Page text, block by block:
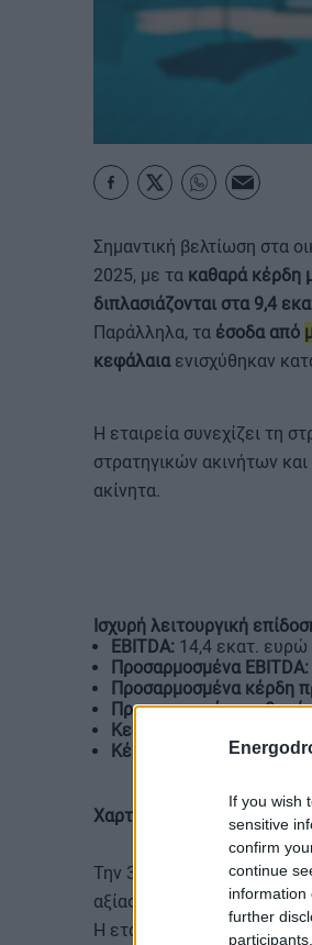
If you wish
sensitive
confirm
continue
information
further
Σημαντική βελτίωση στα
2025, με τα καθαρά κέρδη
διπλασιάζονται στα 9,4
Παράλληλα, τα έσοδα από
κεφάλαιαενισχύθηκαν
Η εταιρεία συνεχίζει τη
στρατηγικών ακινήτων
ακίνητα.
Ισχυρή λειτουργική
EBITDA:14,4 εκατ. ευρώ
Προσαρμοσμένα EBITDA:
Προσαρμοσμένα κέρδη
Προσαρμοσμένα καθαρά
Κεφάλαια από
Κέρδη ανά μετοχή:0,204
Χαρτοφυλάκιο 283 εκατ.
Την 30ή Σεπτεμβρίου
αξίας
283 εκατ. ευρώ.
Η εταιρεία προχώρησε σε